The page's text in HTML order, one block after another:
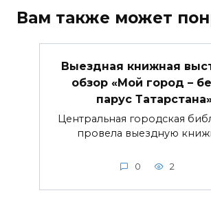
Вам также может
Выездная книжная
обзор «Мой город –
парус
Центральная городская
провела выездную
0 2